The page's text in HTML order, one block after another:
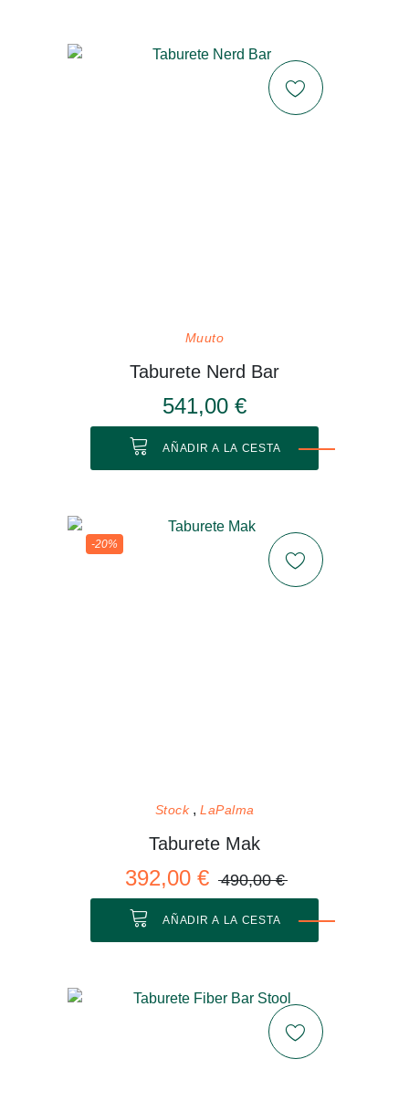
Muuto
Taburete Nerd Bar
541,00 €
AÑADIR A LA CESTA
-20%
Stock LaPalma
Taburete Mak
392,00 € 490,00 €
AÑADIR A LA CESTA